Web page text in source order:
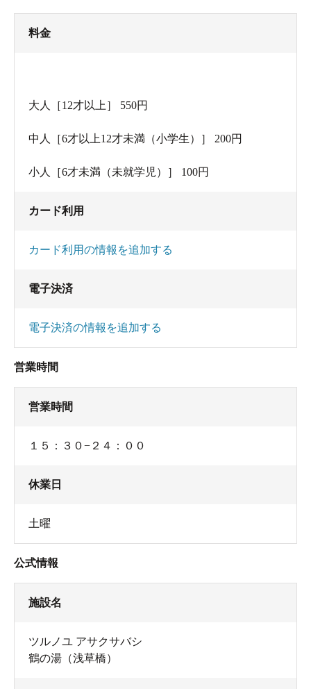
料金
大人［12才以上］ 550円
中人［6才以上12才未満（小学生）］ 200円
小人［6才未満（未就学児）］ 100円
カード利用
カード利用の情報を追加する
電子決済
電子決済の情報を追加する
営業時間
営業時間
１５：３０−２４：００
休業日
土曜
公式情報
施設名
ツルノユ アサクサバシ
鶴の湯（浅草橋）